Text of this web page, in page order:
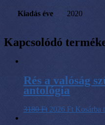
Kiadás éve 2020
Kapcsolódó
Rés a valóság
antológia
3180Ft 2026 Ft Kosárba